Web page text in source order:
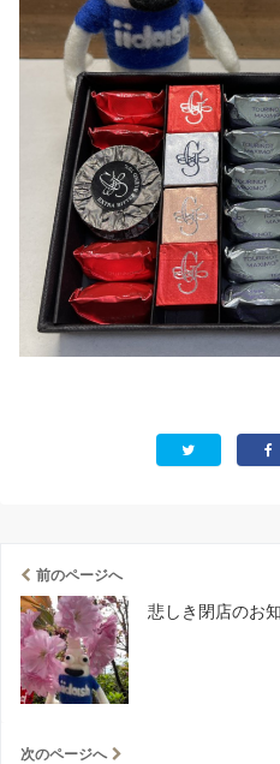
前のページへ
悲しき閉店のお
次のページへ